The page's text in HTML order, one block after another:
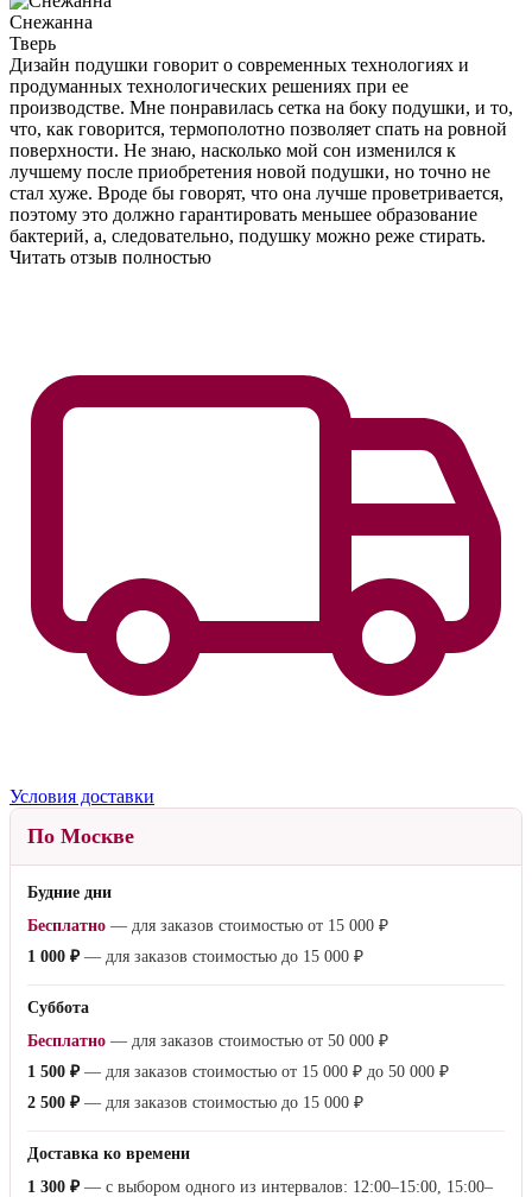
Снежанна
Тверь
Дизайн подушки говорит о современных технологиях и
продуманных технологических решениях при ее
производстве. Мне понравилась сетка на боку подушки, и то,
что, как говорится, термополотно позволяет спать на ровной
поверхности. Не знаю, насколько мой сон изменился к
лучшему после приобретения новой подушки, но точно не
стал хуже. Вроде бы говорят, что она лучше проветривается,
поэтому это должно гарантировать меньшее образование
бактерий, а, следовательно, подушку можно реже стирать.
Читать отзыв полностью
Условия доставки
По Москве
Будние дни
Бесплатно — для заказов стоимостью от 15 000 ₽
1 000 ₽— для заказов стоимостью до 15 000 ₽
Суббота
Бесплатно — для заказов стоимостью от 50 000 ₽
1 500 ₽— для заказов стоимостью от 15 000 ₽ до 50 000 ₽
2 500 ₽— для заказов стоимостью до 15 000 ₽
Доставка ко времени
1 300 ₽— с выбором одного из интервалов: 12:00–15:00, 15:00–